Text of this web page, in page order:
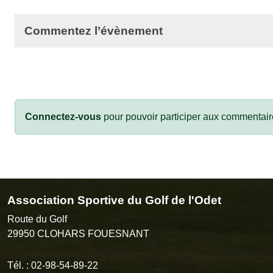
Commentez l’évènement
Connectez-vous pour pouvoir participer aux
Association Sportive du Golf de l'Odet
Route du Golf
29950 CLOHARS FOUESNANT
Tél. : 02-98-54-89-22